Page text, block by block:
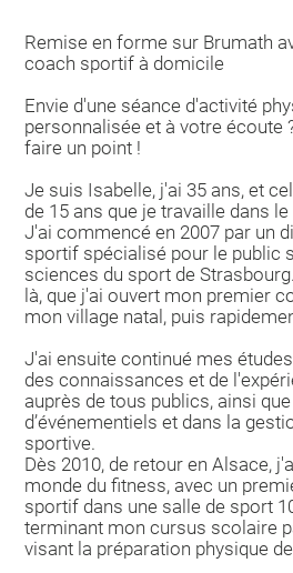
Remise en forme sur Brumath
coach sportif à domicile
Envie d'une séance d'activité
personnalisée et à votre écoute
faire un point !
Je suis Isabelle, j'ai 35 ans, et
de 15 ans que je travaille dans
J'ai commencé en 2007 par un
sportif spécialisé pour le public
sciences du sport de
là, que j'ai ouvert mon premier
mon village natal, puis
J'ai ensuite continué mes
des connaissances et de
auprès de tous publics, ainsi
d’événementiels et dans la
sportive.
Dès 2010, de retour en Alsace,
monde du fitness, avec un
sportif dans une salle de sport
terminant mon cursus scolaire
visant la préparation physique